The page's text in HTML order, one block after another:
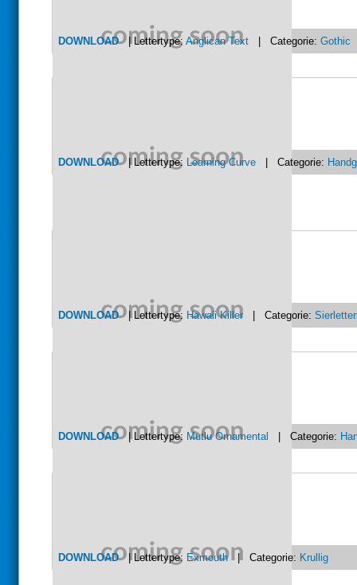
DOWNLOAD| Lettertype: Anglican Text | Categorie: Gothic
DOWNLOAD| Lettertype: Learning Curve | Categorie:
DOWNLOAD| Lettertype: Hawaii Killer | Categorie:
DOWNLOAD| Lettertype: Mutlu Ornamental | Categorie:
DOWNLOAD| Lettertype: Exmouth| Categorie: Krullig